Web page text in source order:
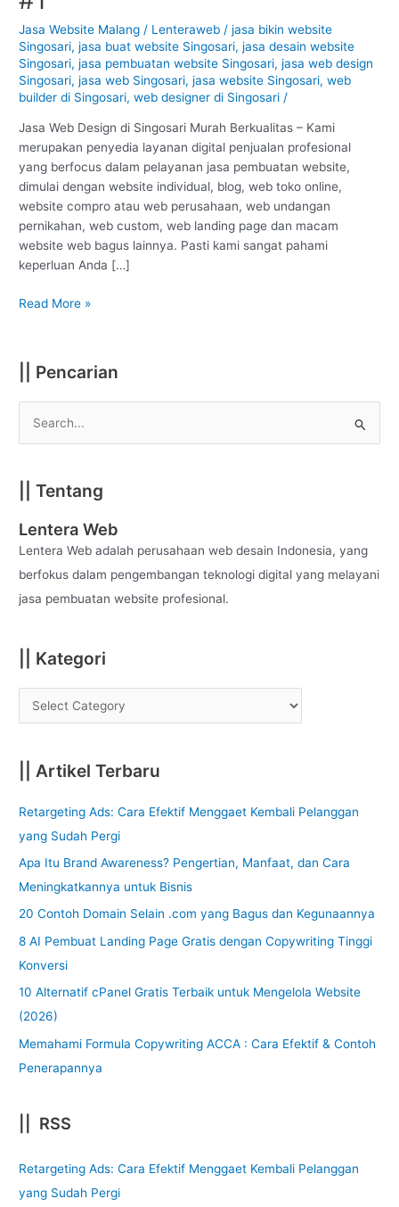
Jasa Website Malang / Lenteraweb /jasa bikin website
Singosari,jasa buat website Singosari,jasa desain website
Singosari,jasa pembuatan website Singosari,jasa web design
Singosari,jasa web Singosari,jasa website Singosari,web
builder di Singosari,web designer di Singosari /
Jasa Web Design di Singosari Murah Berkualitas – Kami
merupakan penyedia layanan digital penjualan profesional
yang berfocus dalam pelayanan jasa pembuatan website,
dimulai dengan website individual, blog, web toko online,
website compro atau web perusahaan, web undangan
pernikahan, web custom, web landing page dan macam
website web bagus lainnya. Pasti kami sangat pahami
keperluan Anda […]
Singosari
–
Malang
:
Murah
Berkualitas
#1
Read More »
|| Pencarian
r
c
h
f
o
|| Tentang
Lentera Web
Lentera Web adalah perusahaan web desain Indonesia, yang
berfokus dalam pengembangan teknologi digital yang melayani
jasa pembuatan website profesional.
|| Kategori
|| Artikel Terbaru
Retargeting Ads: Cara Efektif Menggaet Kembali Pelanggan
yang Sudah Pergi
Apa Itu Brand Awareness? Pengertian, Manfaat, dan Cara
Meningkatkannya untuk Bisnis
20 Contoh Domain Selain .com yang Bagus dan Kegunaannya
8 AI Pembuat Landing Page Gratis dengan Copywriting Tinggi
Konversi
10 Alternatif cPanel Gratis Terbaik untuk Mengelola Website
(2026)
Memahami Formula Copywriting ACCA : Cara Efektif & Contoh
Penerapannya
|| RSS
Retargeting Ads: Cara Efektif Menggaet Kembali Pelanggan
yang Sudah Pergi